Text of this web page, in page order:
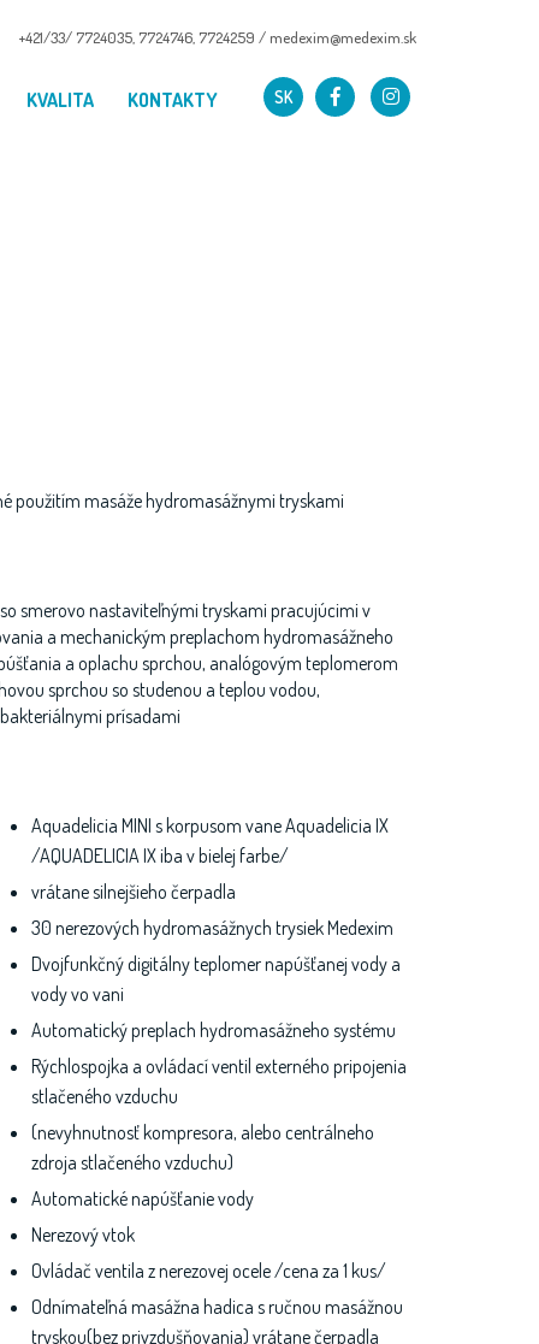
+421/33/ 7724035 7724746 7724259 / medexim@medexim.sk
SK
KVALITA KONTAKTY
použitím masáže hydromasážnymi tryskami
so smerovo nastaviteľnými tryskami pracujúcimi v
a mechanickým preplachom hydromasážneho
a oplachu sprchou, analógovým teplomerom
sprchou so studenou a teplou vodou,
prísadami
Aquadelicia MINI s korpusom vane Aquadelicia IX
/AQUADELICIA IX iba v bielej farbe/
vrátane silnejšieho čerpadla
30 nerezových hydromasážnych trysiek Medexim
Dvojfunkčný digitálny teplomer napúšťanej vody a
vody vo vani
Automatický preplach hydromasážneho systému
Rýchlospojka a ovládací ventil externého pripojenia
stlačeného vzduchu
(nevyhnutnosť kompresora, alebo centrálneho
zdroja stlačeného vzduchu)
Automatické napúšťanie vody
Nerezový vtok
Ovládač ventila z nerezovej ocele /cena za 1 kus/
Odnímateľná masážna hadica s ručnou masážnou
tryskou(bez privzdušňovania) vrátane čerpadla